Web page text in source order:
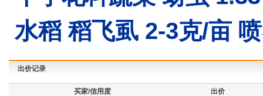
水稻 稻飞虱 2-3克/亩
出价记录
买家/信用度 出价